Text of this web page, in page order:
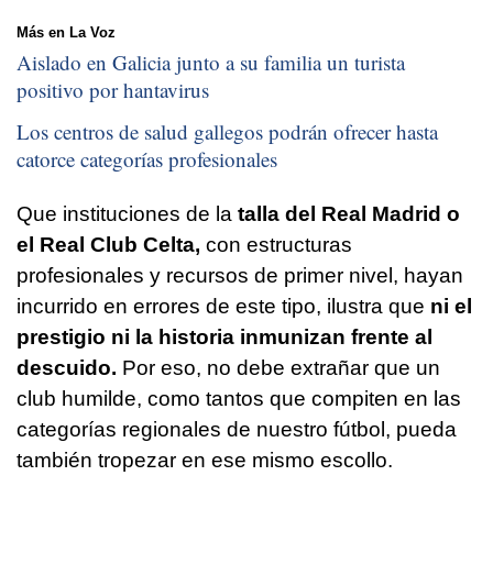
Más en La Voz
Aislado en Galicia junto a su familia un turista
positivo por hantavirus
Los centros de salud gallegos podrán ofrecer hasta
catorce categorías profesionales
Que instituciones de la talla del Real Madrid o
el Real Club Celta, con estructuras
profesionales y recursos de primer nivel, hayan
incurrido en errores de este tipo, ilustra que ni el
prestigio ni la historia inmunizan frente al
descuido. Por eso, no debe extrañar que un
club humilde, como tantos que compiten en las
categorías regionales de nuestro fútbol, pueda
también tropezar en ese mismo escollo.